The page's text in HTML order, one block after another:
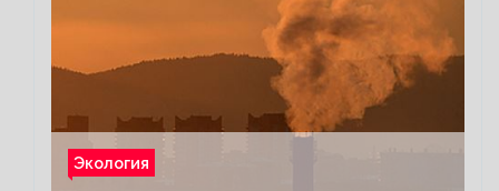
Экология